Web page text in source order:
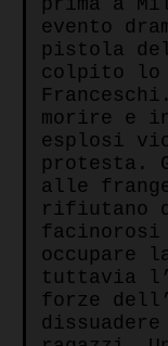
prima a
evento
pistola
colpito lo
morire e
esplosi
protesta.
alle
rifiutano
facinorosi
occupare
tuttavia
forze